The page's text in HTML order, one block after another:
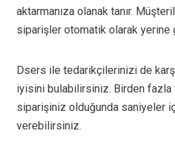
aktarmanıza olanak tanır.
siparişler otomatik olarak yerine
Dsers ile tedarikçilerinizi de
iyisini bulabilirsiniz. Birden fazla
siparişiniz olduğunda saniyeler
verebilirsiniz.